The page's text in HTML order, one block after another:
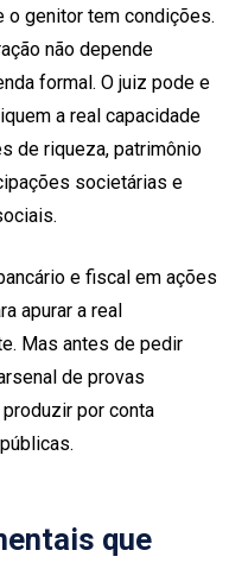
o genitor tem condições.
não depende
formal. O juiz pode e
a real capacidade
de riqueza, patrimônio
societárias e
e fiscal em ações
apurar a real
Mas antes de pedir
de provas
por conta
que